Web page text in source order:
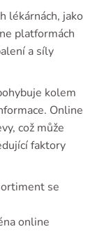
lékárnách, jako
platformách
a síly
kolem
Online
což může
faktory
se
online